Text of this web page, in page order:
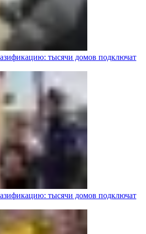
тысячи домов подключат
тысячи домов подключат